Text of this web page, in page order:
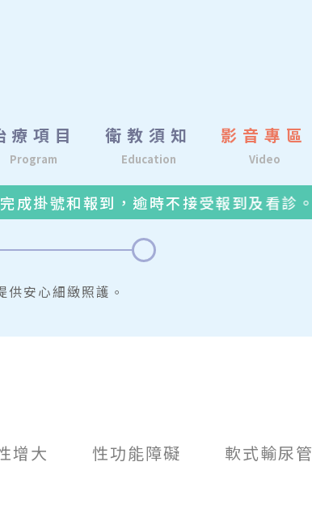
療項目
Program
衛教須知
Education
影音專區
Video
掛號和報到，逾時不接受報到及看診。
安心細緻照護。
增大 性功能障礙 軟式輸尿管